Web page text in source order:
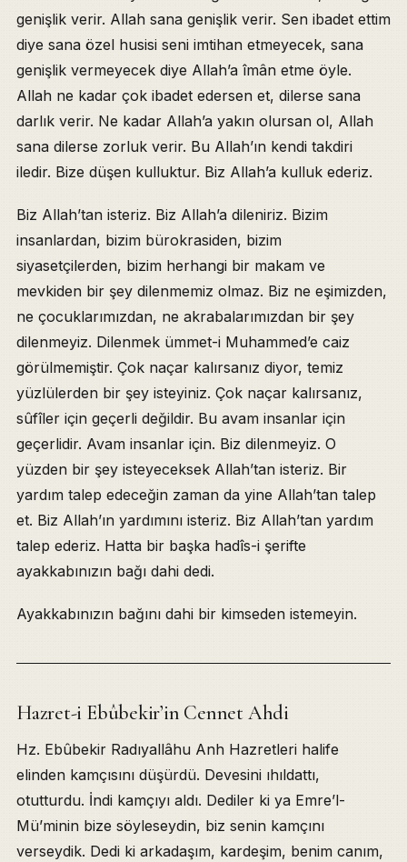
genişlik verir. Allah sana genişlik verir. Sen ibadet ettim
diye sana özel husisi seni imtihan etmeyecek, sana
genişlik vermeyecek diye Allah’a îmân etme öyle.
Allah ne kadar çok ibadet edersen et, dilerse sana
darlık verir. Ne kadar Allah’a yakın olursan ol, Allah
sana dilerse zorluk verir. Bu Allah’ın kendi takdiri
iledir. Bize düşen kulluktur. Biz Allah’a kulluk ederiz.
Biz Allah’tan isteriz. Biz Allah’a dileniriz. Bizim
insanlardan, bizim bürokrasiden, bizim
siyasetçilerden, bizim herhangi bir makam ve
mevkiden bir şey dilenmemiz olmaz. Biz ne eşimizden,
ne çocuklarımızdan, ne akrabalarımızdan bir şey
dilenmeyiz. Dilenmek ümmet-i Muhammed’e caiz
görülmemiştir. Çok naçar kalırsanız diyor, temiz
yüzlülerden bir şey isteyiniz. Çok naçar kalırsanız,
sûfîler için geçerli değildir. Bu avam insanlar için
geçerlidir. Avam insanlar için. Biz dilenmeyiz. O
yüzden bir şey isteyeceksek Allah’tan isteriz. Bir
yardım talep edeceğin zaman da yine Allah’tan talep
et. Biz Allah’ın yardımını isteriz. Biz Allah’tan yardım
talep ederiz. Hatta bir başka hadîs-i şerifte
ayakkabınızın bağı dahi dedi.
Ayakkabınızın bağını dahi bir kimseden istemeyin.
Hazret-i Ebûbekir’in Cennet Ahdi
Hz. Ebûbekir Radıyallâhu Anh Hazretleri halife
elinden kamçısını düşürdü. Devesini ıhıldattı,
otutturdu. İndi kamçıyı aldı. Dediler ki ya Emre’l-
Mü’minin bize söyleseydin, biz senin kamçını
verseydik. Dedi ki arkadaşım, kardeşim, benim canım,